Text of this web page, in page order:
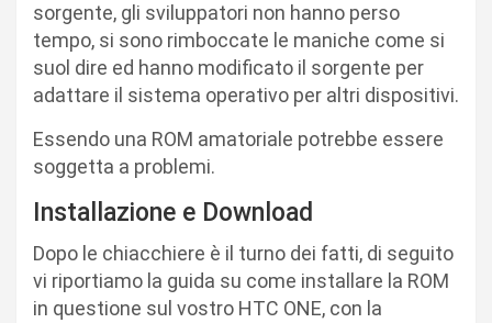
sorgente, gli sviluppatori non hanno perso
tempo, si sono rimboccate le maniche come si
suol dire ed hanno modificato il sorgente per
adattare il sistema operativo per altri dispositivi.
Essendo una ROM amatoriale potrebbe essere
soggetta a problemi.
Installazione e Download
Dopo le chiacchiere è il turno dei fatti, di seguito
vi riportiamo la guida su come installare la ROM
in questione sul vostro HTC ONE, con la